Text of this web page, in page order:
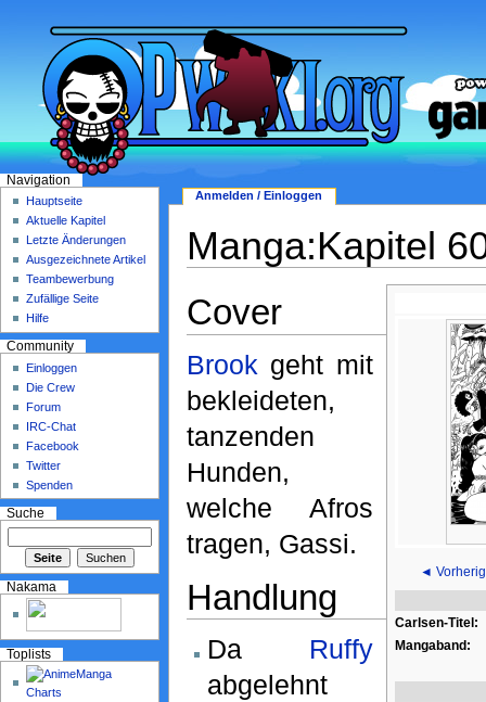
Manga:Kapitel
◄
Carlsen-Titel:
Mangaband:
Cover
Brook geht mit
bekleideten,
tanzenden
Hunden,
welche Afros
tragen, Gassi.
Handlung
Da Ruffy
abgelehnt
Anmelden / Einloggen
Navigation
Hauptseite
Aktuelle Kapitel
Letzte Änderungen
Ausgezeichnete Artikel
Teambewerbung
Zufällige Seite
Hilfe
Community
Einloggen
Die Crew
Forum
IRC-Chat
Facebook
Twitter
Spenden
Suche
Nakama
Toplists